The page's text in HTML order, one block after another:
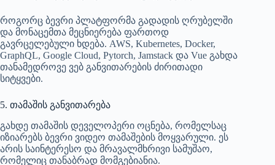
როგორც ბევრი პლატფორმა გადადის ღრუბელში
და მონაცემთა მეცნიერება ფართოდ
გავრცელებული ხდება. AWS, Kubernetes, Docker,
GraphQL, Google Cloud, Pytorch, Jamstack და Vue გახდა
თანამედროვე ვებ განვითარების ძირითადი
სიტყვები.
5. თამაშის განვითარება
გახდე თამაშის დეველოპერი ოცნება, რომელსაც
იზიარებს ბევრი ვიდეო თამაშების მოყვარული. ეს
არის საინტერესო და მრავალმხრივი სამუშაო,
რომელიც თანაბრად მომგებიანია.